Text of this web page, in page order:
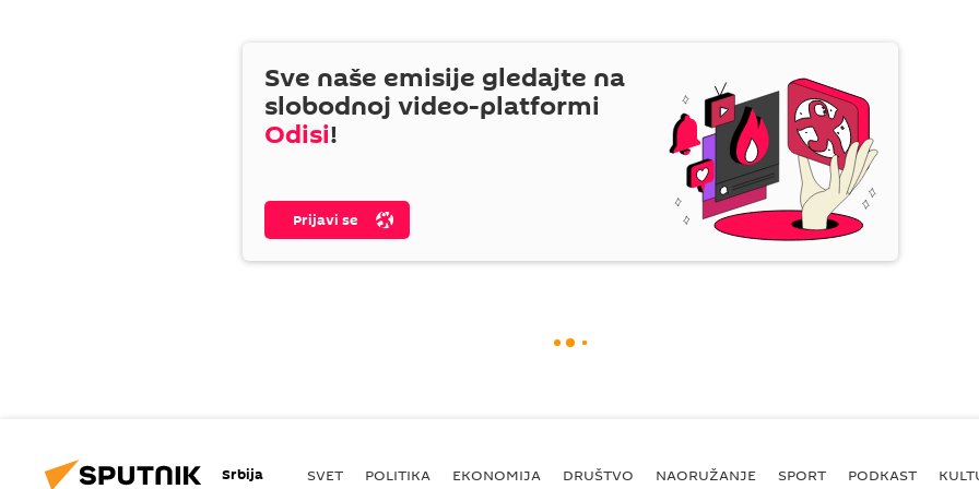
Sve naše emisije gledajte na
slobodnoj video-platformi
Odisi!
Prijavi se
Srbija SVET POLITIKA EKONOMIJA DRUŠTVO NAORUŽANJE SPORT PODKAST